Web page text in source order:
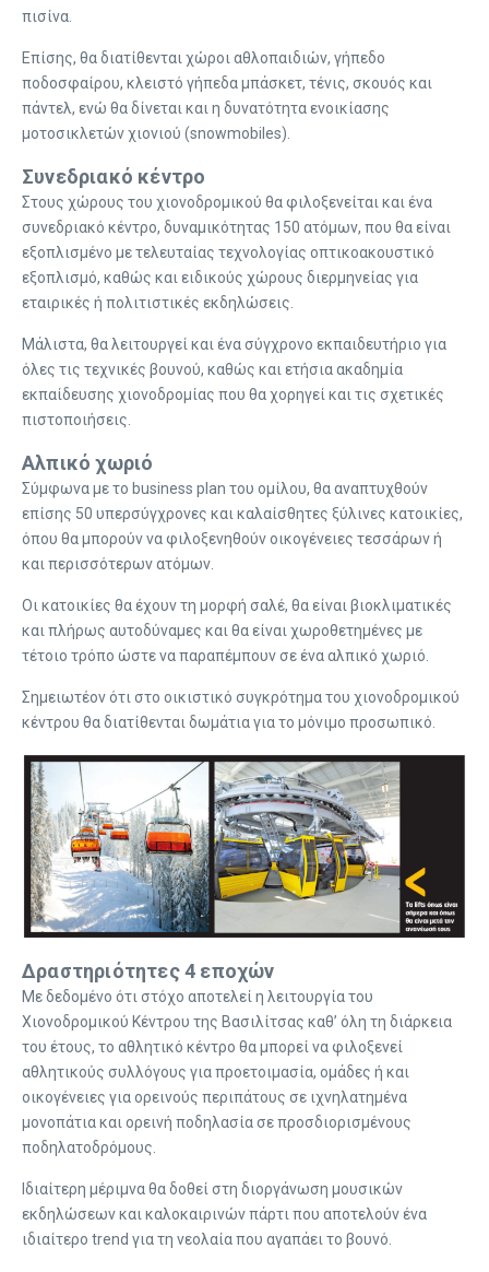
πισίνα.
Επίσης, θα διατίθενται χώροι αθλοπαιδιών, γήπεδο
ποδοσφαίρου, κλειστό γήπεδα μπάσκετ, τένις, σκουός και
πάντελ, ενώ θα δίνεται και η δυνατότητα ενοικίασης
μοτοσικλετών χιονιού (snowmobiles).
Συνεδριακό κέντρο
Στους χώρους του χιονοδρομικού θα φιλοξενείται και ένα
συνεδριακό κέντρο, δυναμικότητας 150 ατόμων, που θα είναι
εξοπλισμένο με τελευταίας τεχνολογίας οπτικοακουστικό
εξοπλισμό, καθώς και ειδικούς χώρους διερμηνείας για
εταιρικές ή πολιτιστικές εκδηλώσεις.
Μάλιστα, θα λειτουργεί και ένα σύγχρονο εκπαιδευτήριο για
όλες τις τεχνικές βουνού, καθώς και ετήσια ακαδημία
εκπαίδευσης χιονοδρομίας που θα χορηγεί και τις σχετικές
πιστοποιήσεις.
Αλπικό χωριό
Σύμφωνα με το business plan του ομίλου, θα αναπτυχθούν
επίσης 50 υπερσύγχρονες και καλαίσθητες ξύλινες κατοικίες,
όπου θα μπορούν να φιλοξενηθούν οικογένειες τεσσάρων ή
και περισσότερων ατόμων.
Οι κατοικίες θα έχουν τη μορφή σαλέ, θα είναι βιοκλιματικές
και πλήρως αυτοδύναμες και θα είναι χωροθετημένες με
τέτοιο τρόπο ώστε να παραπέμπουν σε ένα αλπικό χωριό.
Σημειωτέον ότι στο οικιστικό συγκρότημα του χιονοδρομικού
κέντρου θα διατίθενται δωμάτια για το μόνιμο προσωπικό.
Δραστηριότητες 4 εποχών
Με δεδομένο ότι στόχο αποτελεί η λειτουργία του
Χιονοδρομικού Κέντρου της Βασιλίτσας καθ’ όλη τη διάρκεια
του έτους, το αθλητικό κέντρο θα μπορεί να φιλοξενεί
αθλητικούς συλλόγους για προετοιμασία, ομάδες ή και
οικογένειες για ορεινούς περιπάτους σε ιχνηλατημένα
μονοπάτια και ορεινή ποδηλασία σε προσδιορισμένους
ποδηλατοδρόμους.
Ιδιαίτερη μέριμνα θα δοθεί στη διοργάνωση μουσικών
εκδηλώσεων και καλοκαιρινών πάρτι που αποτελούν ένα
ιδιαίτερο trend για τη νεολαία που αγαπάει το βουνό.